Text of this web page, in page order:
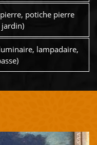
potiche pierre
lampadaire,